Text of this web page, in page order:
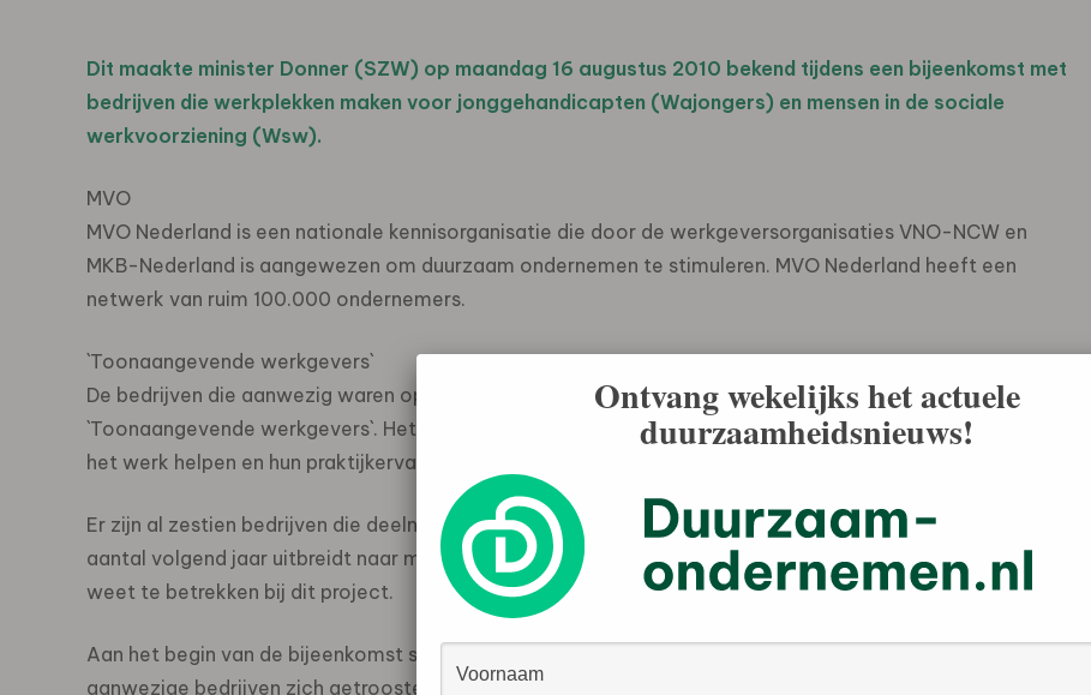
Dit maakte minister Donner (SZW) op maandag 16 augustus 2010 bekend tijdens een bijeenkomst met
bedrijven die werkplekken maken voor jonggehandicapten (Wajongers) en mensen in de sociale
werkvoorziening (Wsw).
MVO
MVO Nederland is een nationale kennisorganisatie die door de werkgeversorganisaties VNO-NCW en
MKB-Nederland is aangewezen om duurzaam ondernemen te stimuleren. MVO Nederland heeft een
netwerk van ruim 100.000 ondernemers.
`Toonaangevende werkgevers`
De bedrijven die aanwezig waren op de bijeenkomst met minister Donner werken mee aan het project
`Toonaangevende werkgevers`. Het gaat daarbij om grote ondernemingen die Wajongers en Wsw’ers aan
het werk helpen en hun praktijkervaringen beschikbaar stellen voor breder gebruik.
Er zijn al zestien bedrijven die deelnemen aan dit project. Het is de bedoeling dat MVO Nederland dat
aantal volgend jaar uitbreidt naar minimaal 24 en ook ondernemingen uit het midden- en kleinbedrijf
weet te betrekken bij dit project.
Aan het begin van de bijeenkomst sprak minister Donner zijn waardering uit voor de inspanningen die de
aanwezige bedrijven zich getroosten om mensen met een arbeidshandicap aan de slag te helpen. Ook
Ontvang wekelijks het actuele
duurzaamheidsnieuws!